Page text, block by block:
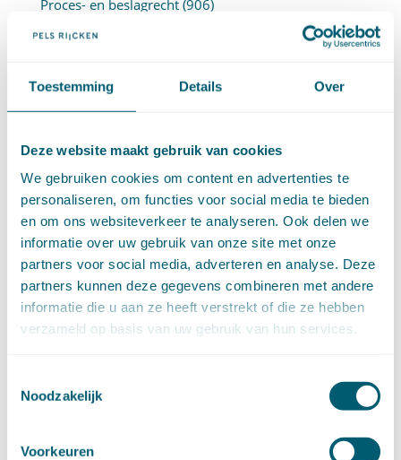
Toestemming Details Over
Deze website maakt gebruik van cookies
We gebruiken cookies om content en advertenties te
personaliseren, om functies voor social media te bieden
en om ons websiteverkeer te analyseren. Ook delen we
informatie over uw gebruik van onze site met onze
partners voor social media, adverteren en analyse. Deze
partners kunnen deze gegevens combineren met andere
informatie die u aan ze heeft verstrekt of die ze hebben
verzameld op basis van uw gebruik van hun services.
Noodzakelijk
Voorkeuren
Proces- en beslagrecht(906)
Vervoersrecht
Verzekeringsrecht
Wvggz – Wzd (Wet Bopz oud)(139)
ARCHIEF
►
2026 (88)
augustus (1)
juli (7)
juni (15)
mei (7)
februari (16)
december (15)